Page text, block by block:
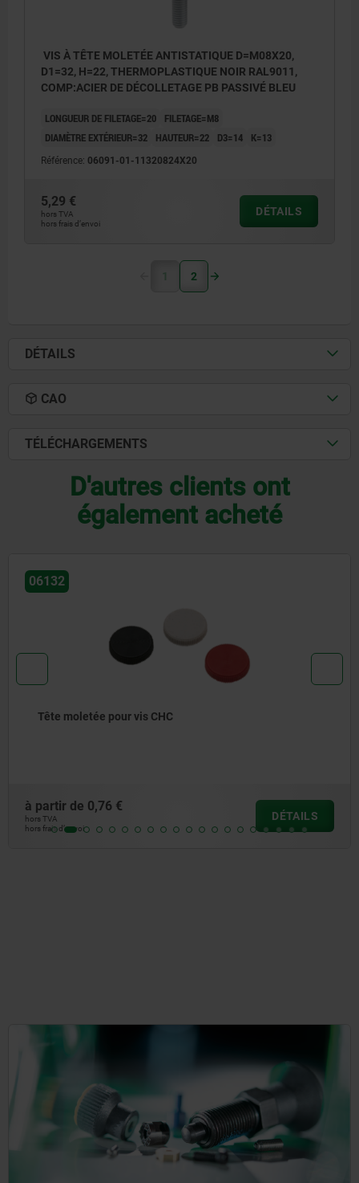
VIS À TÊTE MOLETÉE ANTISTATIQUE D=M08X20,
D1=32, H=22, THERMOPLASTIQUE NOIR RAL9011,
COMP:ACIER DE DÉCOLLETAGE PB PASSIVÉ BLEU
LONGUEUR DE FILETAGE=20
FILETAGE=M8
DIAMÈTRE EXTÉRIEUR=32
HAUTEUR=22 D3=14 K=13
Référence: 06091-01-11320824X20
5,29 €
hors TVA
hors frais d’envoi
DÉTAILS
1 2
DÉTAILS
CAO
TÉLÉCHARGEMENTS
D'autres clients ont
également acheté
06120
Contre-écrou moleté en acier ou Inox DIN 467
à partir de1,04 €
hors TVA
hors frais d’envoi
DÉTAILS